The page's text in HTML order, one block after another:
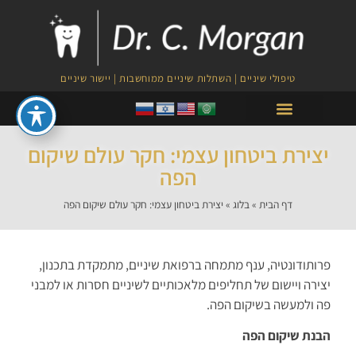
טיפולי שיניים | השתלות שיניים ממוחשבות | יישור שיניים
יצירת ביטחון עצמי: חקר עולם שיקום
הפה
דף הבית »בלוג » יצירת ביטחון עצמי: חקר עולם שיקום הפה
פרותודונטיה, ענף מתמחה ברפואת שיניים, מתמקדת בתכנון,
יצירה ויישום של תחליפים מלאכותיים לשיניים חסרות או למבני
פה ולמעשה בשיקום הפה.
הבנת שיקום הפה